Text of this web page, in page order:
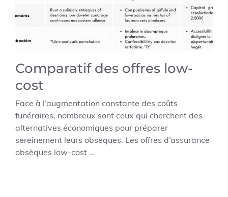
Comparatif des offres low-
cost
Face à l’augmentation constante des coûts
funéraires, nombreux sont ceux qui cherchent des
alternatives économiques pour préparer
sereinement leurs obsèques. Les offres d’assurance
obsèques low-cost …